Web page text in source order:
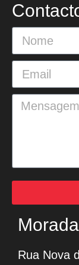
Morada
Rua Nova